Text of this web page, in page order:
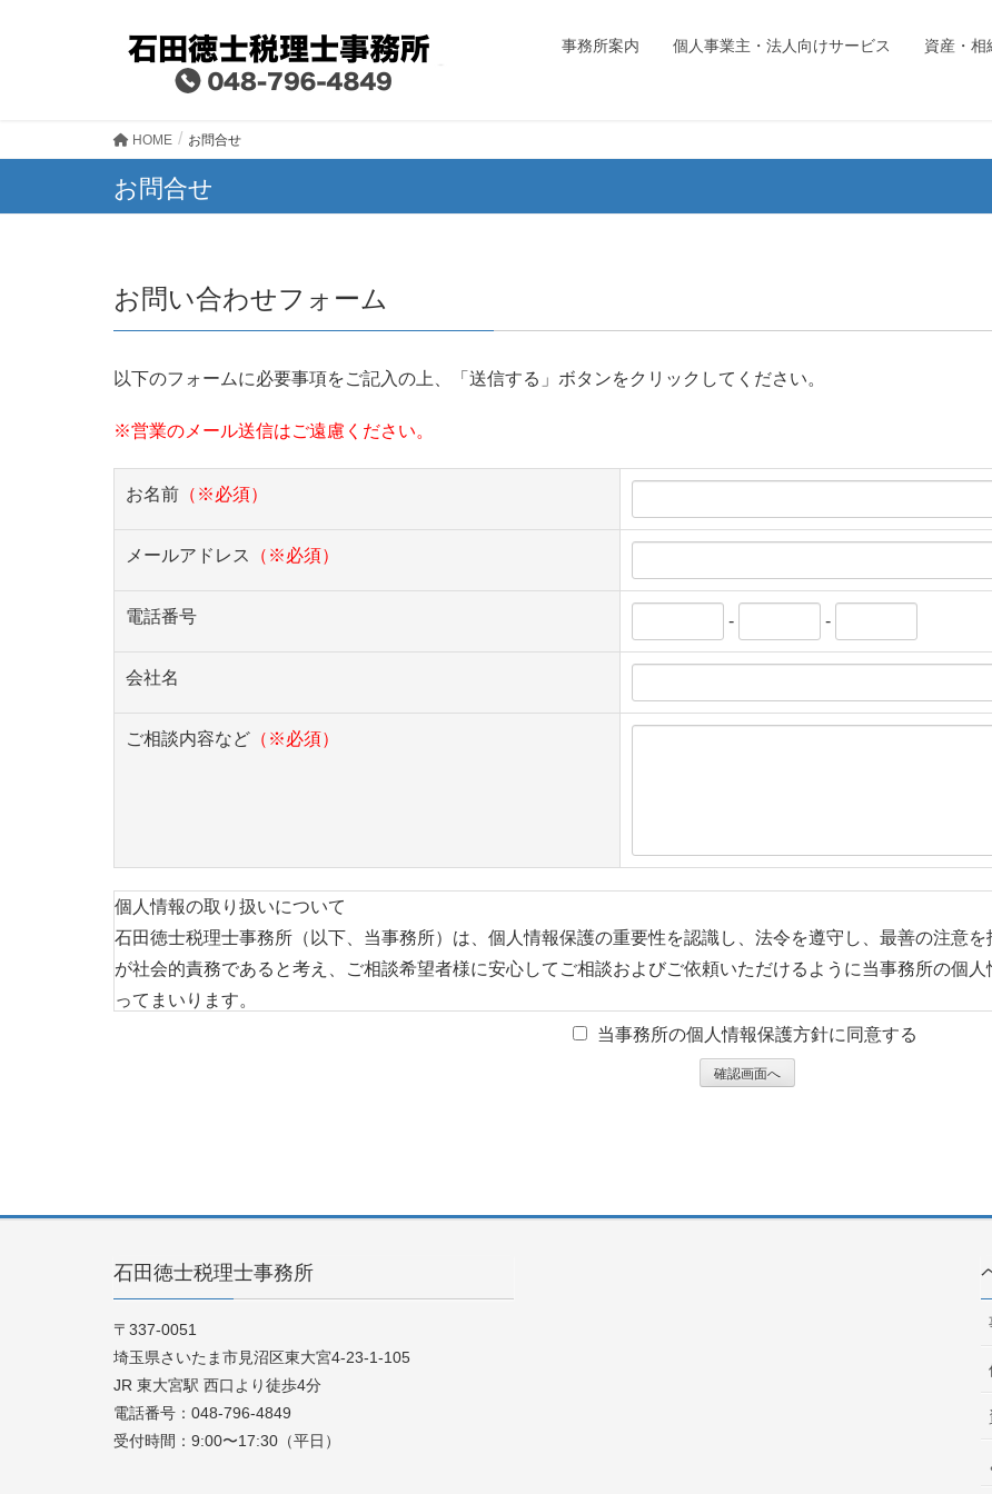
事務所案内 個人事業主・法人向けサービス 資産・相
HOME お問合せ
お問合せ
お問い合わせフォーム
以下のフォームに必要事項をご記入の上、「送信する」ボタンをクリックしてください。
※営業のメール送信はご遠慮ください。
お名前 （※必須）
メールアドレス （※必須）
電話番号 - -
会社名
ご相談内容など （※必須）
個人情報の取り扱いについて
石田徳士税理士事務所（以下、当事務所）は、個人情報保護の重要性を認識し、法令を遵守し、最善の注意
が社会的責務であると考え、ご相談希望者様に安心してご相談およびご依頼いただけるように当事務所の個
ってまいります。
当事務所では、ご相談希望者様の同意のもと、氏名、メールアドレス、住所等の個人情報を収集させていた
当事務所は、当事務所が保有する個人情報に関して適用される法令、規範を遵守します。
当事務所は、個人情報保護に関する管理の体制と仕組みについて継続的改善を実施します。
2. 個人情報の第三者への開示について
当事務所は、ご相談希望者様のプライバシーを尊重し、個人情報を保護するために細心の注意を払っていま
い取得した個人情報を、ご相談希望者様の事前の同意なく第三者に対して開示することはありません。ただ
同意なく、当事務所はご相談希望者様の個人情報を開示できるものとします。
当事務所の個人情報保護方針に同意する
石田徳士税理士事務所
〒337-0051
埼玉県さいたま市見沼区東大宮4-23-1-105
JR 東大宮駅 西口より徒歩4分
電話番号：048-796-4849
受付時間：9:00〜17:30（平日）